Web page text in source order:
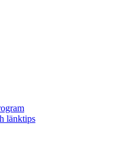
länktips